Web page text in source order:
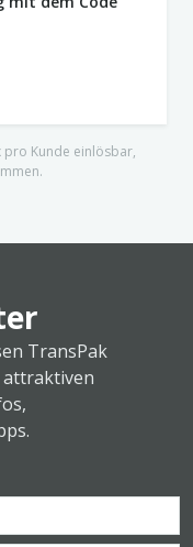
Kunde einlösbar,
TransPak